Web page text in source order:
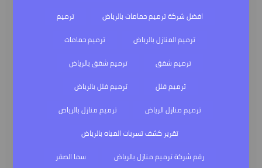
افضل شركة ترميم حمامات بالرياض
ترميم
ترميم المنازل بالرياض
ترميم حمامات
ترميم شقق
ترميم شقق بالرياض
ترميم فلل
ترميم فلل بالرياض
ترميم منازل الرياض
ترميم منازل بالرياض
تقرير كشف تسربات المياه بالرياض
رقم شركة ترميم منازل بالرياض
سما الصقر